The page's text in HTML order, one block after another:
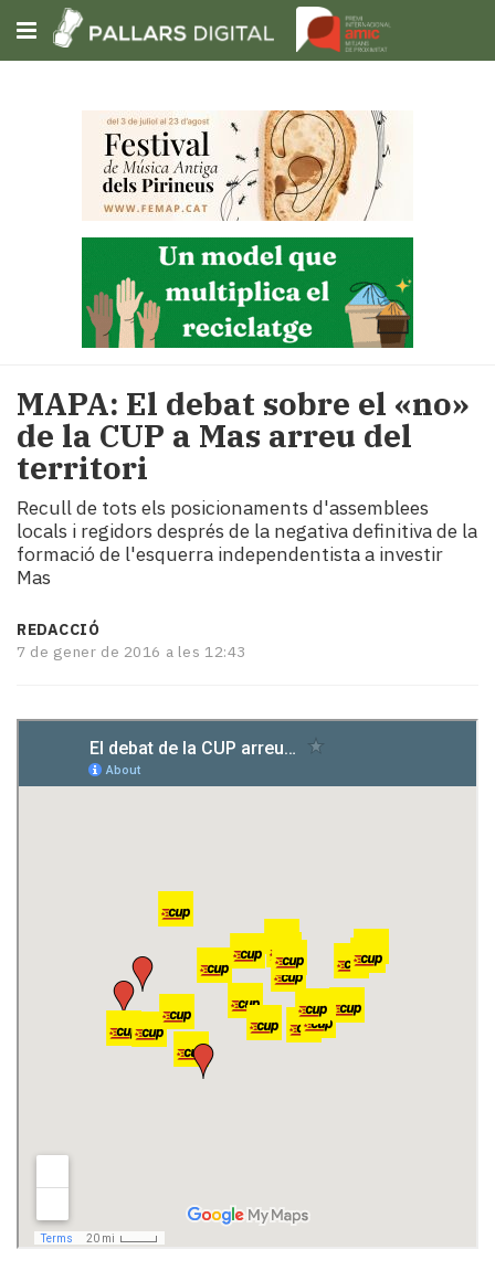
Subscriu-t'hi
Portada
Política
municipis
Economia
i
turisme
Cultura
Esports
tant!
TV
mitjans
Reportatges
Subscriptors
newsletter
llegit...
Editorial
MAPA: El debat sobre el «no»
de la CUP a Mas arreu del
territori
Recull de tots els posicionaments d'assemblees
locals i regidors després de la negativa definitiva de la
formació de l'esquerra independentista a investir
Mas
REDACCIÓ
7 de gener de 2016 a les 12:43